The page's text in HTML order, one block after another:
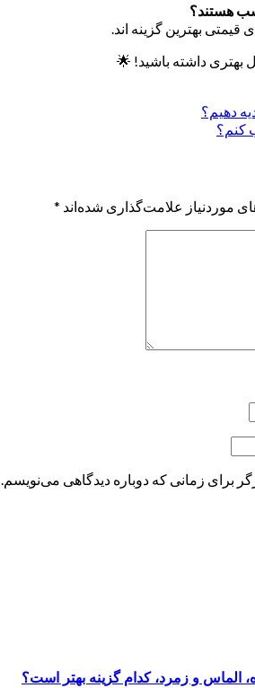
هستند؟
بهترین گزینه اند.
بهتری داشته باشید! 🌟
دهیم؟
کنم؟
موردنیاز علامت‌گذاری شده‌اند *
برای زمانی که دوباره دیدگاهی می‌نویسم.
الماس و زمرد، کدام گزینه بهتر است؟